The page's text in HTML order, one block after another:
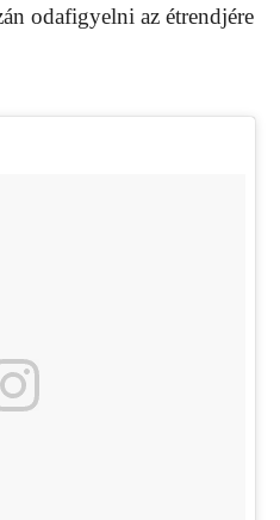
odafigyelni az étrendjére